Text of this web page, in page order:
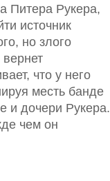
Питера Рукера,
источник
но злого
что у него
месть банде
и дочери Рукера.
чем он